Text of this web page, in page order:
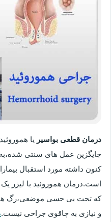
درمان قطعی بواسیر یا
جایگزین عمل های سنتی
کنون داشته مورد استقبال
است.درمان هموروئید با لیزر
که تحت بی حسی موضعی،رگ
و نیازی به چاقوی جراحی نیست.